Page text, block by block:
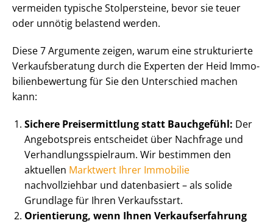
vermeiden typische Stolpersteine, bevor sie teuer
oder unnötig belastend werden.
Diese 7 Argumente zeigen, warum eine strukturierte
Ver­kaufs­be­ra­tung durch die Experten der Heid Im­mo­
bi­li­en­be­wer­tung für Sie den Unterschied machen
kann:
Sichere Preisermittlung statt Bauchgefühl: Der
Angebotspreis entscheidet über Nachfrage und
Ver­hand­lungs­spiel­raum. Wir bestimmen den
aktuellen Marktwert Ihrer Immobilie
nachvollziehbar und datenbasiert – als solide
Grundlage für Ihren Verkaufsstart.
Orientierung, wenn Ihnen Ver­kaufs­er­fah­rung